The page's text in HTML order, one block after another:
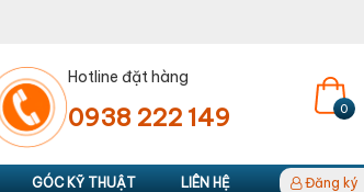
Hotline đặt hàng
0938 222 149 0
GÓC KỸ THUẬT LIÊN HỆ Đăng ký